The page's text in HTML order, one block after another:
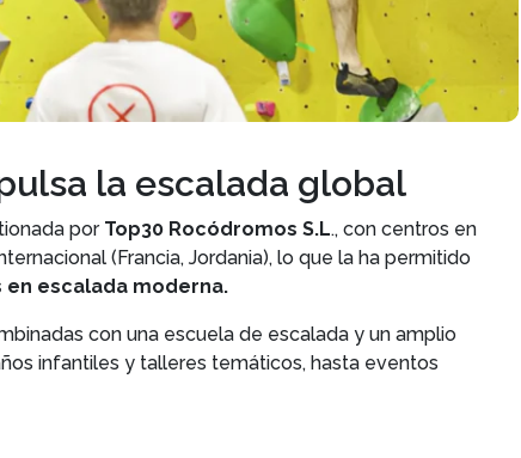
la escalada global
por Top30 Rocódromos S.L., con centros en
(Francia, Jordania), lo que la ha permitido
escalada moderna.
con una escuela de escalada y un amplio
infantiles y talleres temáticos, hasta eventos